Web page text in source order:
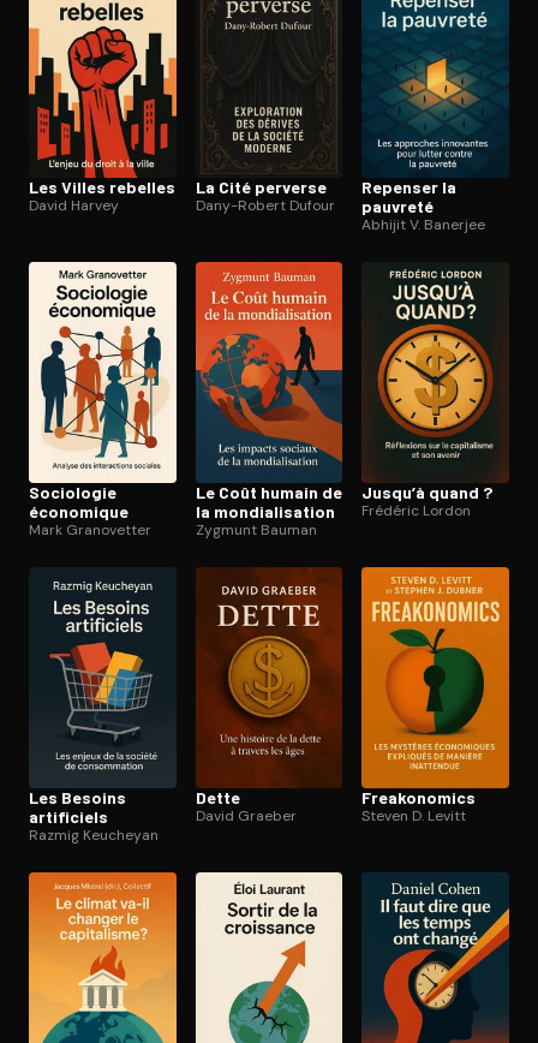
Les Villes rebelles
David Harvey
La Cité perverse
Dany-Robert Dufour
Repenser la
pauvreté
Abhijit V. Banerjee
Sociologie
économique
Mark Granovetter
Le Coût humain de
la mon­dia­li­sa­tion
Zygmunt Bauman
Jusqu’à quand ?
Frédéric Lordon
Les Besoins
artificiels
Razmig Keucheyan
Dette
David Graeber
Frea­ko­no­mics
Steven D. Levitt